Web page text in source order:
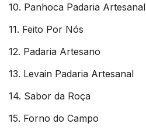
10. Panhoca Padaria Artesanal
11. Feito Por Nós
12. Padaria Artesano
13. Levain Padaria Artesanal
14. Sabor da Roça
15. Forno do Campo